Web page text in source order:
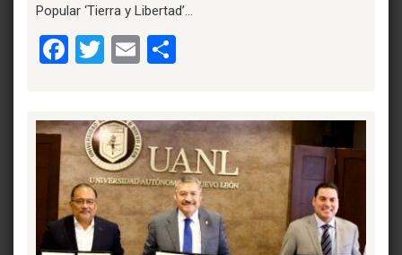
Popular ‘Tierra y Libertad’…
Facebook
Twitter
Email